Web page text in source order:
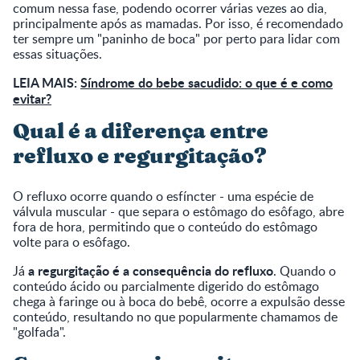
comum nessa fase, podendo ocorrer várias vezes ao dia,
principalmente após as mamadas. Por isso, é recomendado
ter sempre um "paninho de boca" por perto para lidar com
essas situações.
LEIA MAIS:Síndrome do bebe sacudido: o que é e como
evitar?
Qual é a diferença entre
refluxo e regurgitação?
O refluxo ocorre quando o esfíncter - uma espécie de
válvula muscular - que separa o estômago do esôfago, abre
fora de hora, permitindo que o conteúdo do estômago
volte para o esôfago.
Já a regurgitação é a consequência do refluxo. Quando o
conteúdo ácido ou parcialmente digerido do estômago
chega à faringe ou à boca do bebê, ocorre a expulsão desse
conteúdo, resultando no que popularmente chamamos de
"golfada".